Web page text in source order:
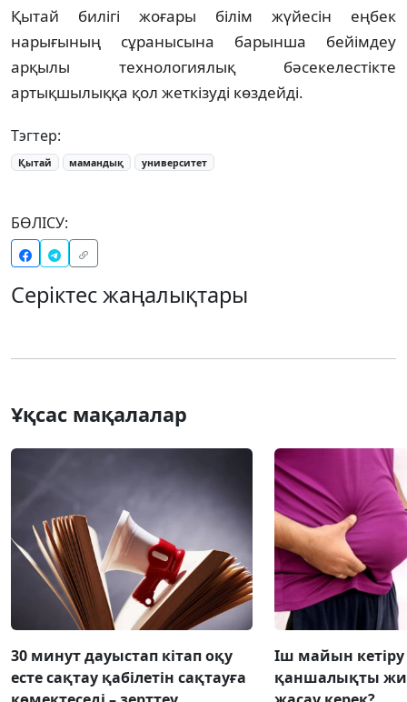
Қытай билігі жоғары білім жүйесін еңбек
нарығының сұранысына барынша бейімдеу
арқылы технологиялық бәсекелестікте
артықшылыққа қол жеткізуді көздейді.
Тэгтер:
Қытай мамандық университет
БӨЛІСУ:
Серіктес жаңалықтары
Ұқсас мақалалар
30 минут дауыстап кітап оқу
есте сақтау қабілетін сақтауға
Іш майын
қаншалықты